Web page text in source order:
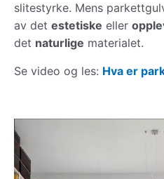
slitestyrke. Mens
av det estetiske eller
det naturlige materialet.
Se video og les: Hva er